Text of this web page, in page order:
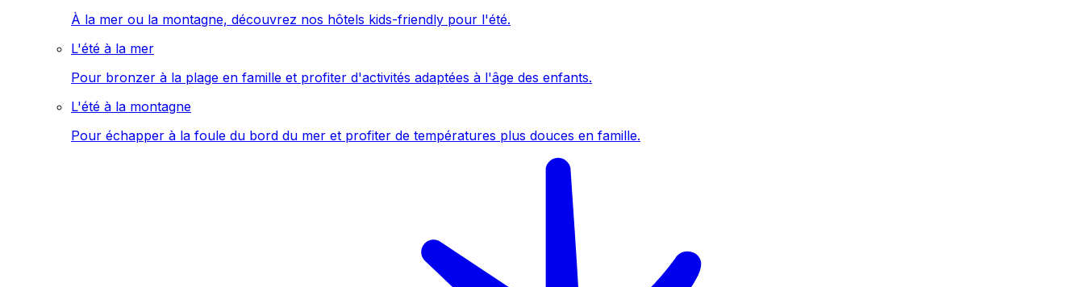
À la mer ou la montagne, découvrez nos hôtels kids-friendly pour l'été.
L'été à la mer
Pour bronzer à la plage en famille et profiter d'activités adaptées à l'âge des enfants.
L'été à la montagne
Pour échapper à la foule du bord du mer et profiter de températures plus douces en famille.